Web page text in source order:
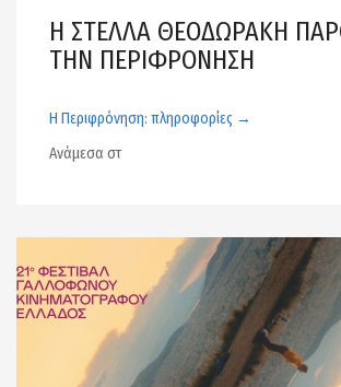
Η ΣΤΕΛΛΑ ΘΕΟΔΩΡΑΚΗ
ΤΗΝ ΠΕΡΙΦΡΟΝΗΣΗ
Η Περιφρόνηση: πληροφορίες →
Ανάμεσα στ